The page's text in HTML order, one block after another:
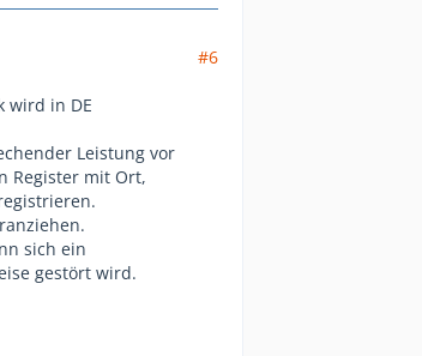
#6
wird in DE
Leistung vor
Register mit Ort,
sich ein
gestört wird.